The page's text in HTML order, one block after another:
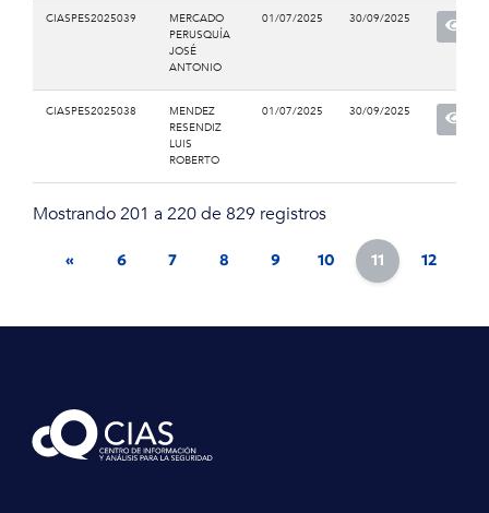
CIASPES2025039
MERCADO
PERUSQUÍA
JOSÉ
ANTONIO
01/07/2025 30/09/2025
CIASPES2025038
MENDEZ
RESENDIZ
LUIS
ROBERTO
01/07/2025 30/09/2025
Mostrando 201 a 220 de 829 registros
« 6 7 8 9 10 11 12